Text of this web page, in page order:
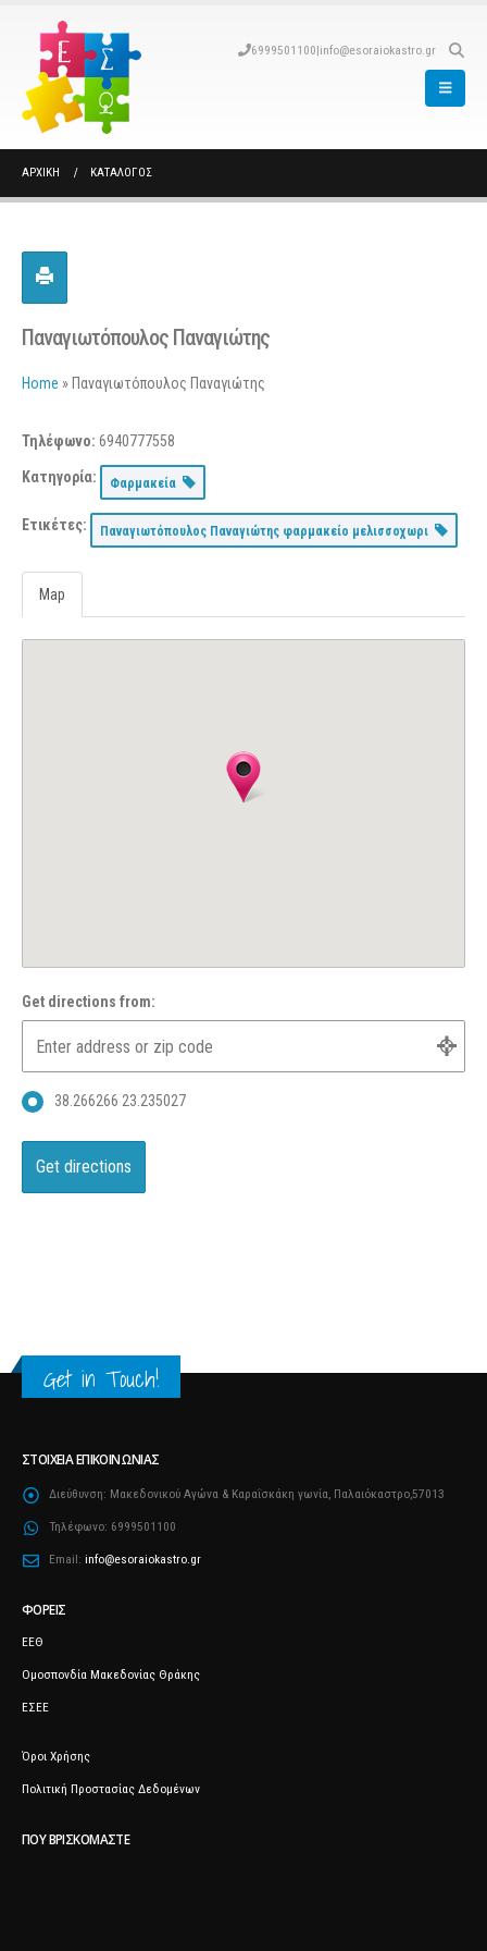
6999501100|info@esoraiokastro.gr
ΑΡΧΙΚΉ ΚΑΤΆΛΟΓΟΣ
Παναγιωτόπουλος Παναγιώτης
Home » Παναγιωτόπουλος Παναγιώτης
Τηλέφωνο: 6940777558
Κατηγορία: Φαρμακεία
Ετικέτες: Παναγιωτόπουλος Παναγιώτης φαρμακείο μελισσοχωρι
Map
Get directions from:
38.266266 23.235027
Get in Touch!
ΣΤΟΙΧΕΊΑ ΕΠΙΚΟΙΝΩΝΊΑΣ
Διεύθυνση: Μακεδονικού Αγώνα & Καραΐσκάκη γωνία, Παλαιόκαστρο,57013
Τηλέφωνο: 6999501100
Email: info@esoraiokastro.gr
ΦΟΡΕΊΣ
ΕΕΘ
Ομοσπονδία Μακεδονίας Θράκης
ΕΣΕΕ
Όροι Χρήσης
Πολιτική Προστασίας Δεδομένων
ΠΟΥ ΒΡΙΣΚΌΜΑΣΤΕ